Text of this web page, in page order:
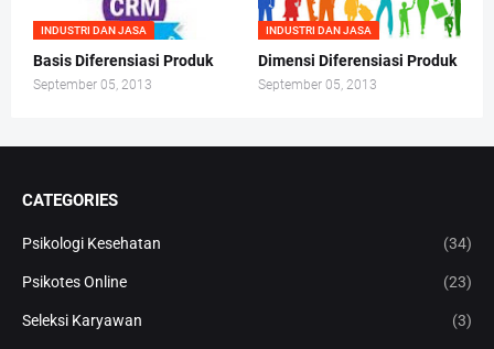
INDUSTRI DAN JASA
Basis Diferensiasi Produk
September 05, 2013
INDUSTRI DAN JASA
Dimensi Diferensiasi Produk
September 05, 2013
CATEGORIES
Psikologi Kesehatan (34)
Psikotes Online (23)
Seleksi Karyawan (3)